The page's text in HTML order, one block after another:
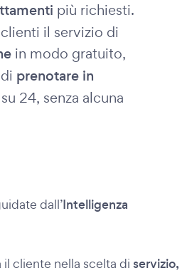
più richiesti.
il servizio di
in modo gratuito,
prenotare in
24, senza alcuna
dall’Intelligenza
il cliente nella scelta di servizio,